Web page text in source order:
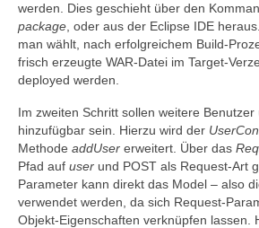
werden. Dies geschieht über den
package , oder aus der Eclipse IDE
man wählt, nach erfolgreichem Build-
frisch erzeugte WAR-Datei im Target-
deployed werden.
Im zweiten Schritt sollen weitere
hinzufügbar sein. Hierzu wird der
Methode addUser erweitert. Über das
Pfad auf user und POST als Request-Art
Parameter kann direkt das Model – also
verwendet werden, da sich Request-
Objekt-Eigenschaften verknüpfen lassen.